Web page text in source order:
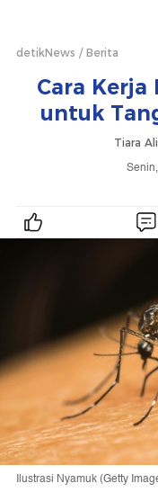
detikNews Berita
Cara Kerja
untuk
Tiara
Ilustrasi Nyamuk (Getty